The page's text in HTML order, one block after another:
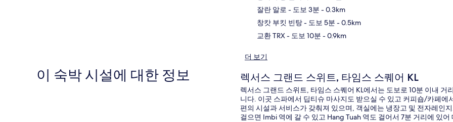
잘란 알로 - 도보 3분 - 0.3km
창캇 부킷 빈탕- 도보 5분 - 0.5km
교환 TRX- 도보 10분 - 0.9km
더 보기
이 숙박 시설에 대한 정보 렉서스 그랜드 스위트, 타임스 스퀘어 KL
렉서스 그랜드 스위트, 타임스 스퀘어 KL에서는 도보로 10분 이내
니다. 이곳 스파에서 딥티슈 마사지도 받으실 수 있고 커피숍/카페
편의 시설과 서비스가 갖춰져 있으며, 객실에는 냉장고 및 전자레인
걸으면 Imbi 역에 갈 수 있고 Hang Tuah 역도 걸어서 7분 거리에 있